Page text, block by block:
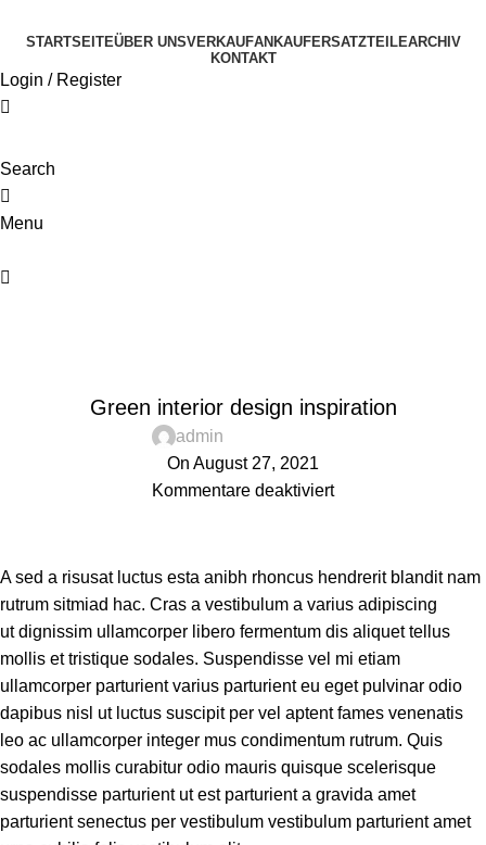
STARTSEITEÜBER UNSVERKAUFANKAUFERSATZTEILEARCHIV
KONTAKT
Login / Register
Search
Menu
Green interior design inspiration
admin
On August 27, 2021
Kommentare deaktiviert
A sed a risusat luctus esta anibh rhoncus hendrerit blandit nam
rutrum sitmiad hac. Cras a vestibulum a varius adipiscing
ut dignissim ullamcorper libero fermentum dis aliquet tellus
mollis et tristique sodales. Suspendisse vel mi etiam
ullamcorper parturient varius parturient eu eget pulvinar odio
dapibus nisl ut luctus suscipit per vel aptent fames venenatis
leo ac ullamcorper integer mus condimentum rutrum. Quis
sodales mollis curabitur odio mauris quisque scelerisque
suspendisse parturient ut est parturient a gravida amet
parturient senectus per vestibulum vestibulum parturient amet